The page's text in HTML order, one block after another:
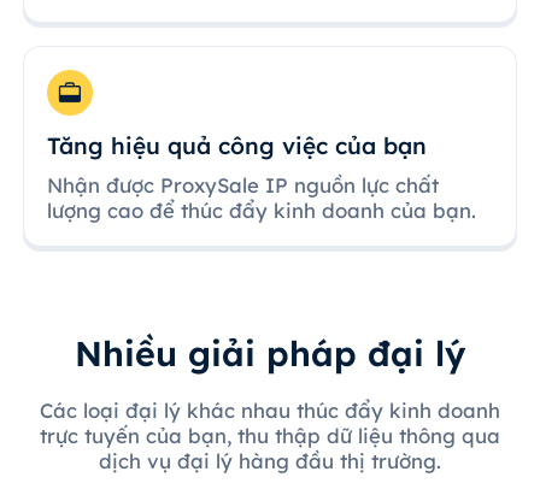
Tăng hiệu quả công việc của bạn
Nhận được ProxySale IP nguồn lực chất
lượng cao để thúc đẩy kinh doanh của bạn.
Nhiều giải pháp đại lý
Các loại đại lý khác nhau thúc đẩy kinh doanh
trực tuyến của bạn, thu thập dữ liệu thông qua
dịch vụ đại lý hàng đầu thị trường.